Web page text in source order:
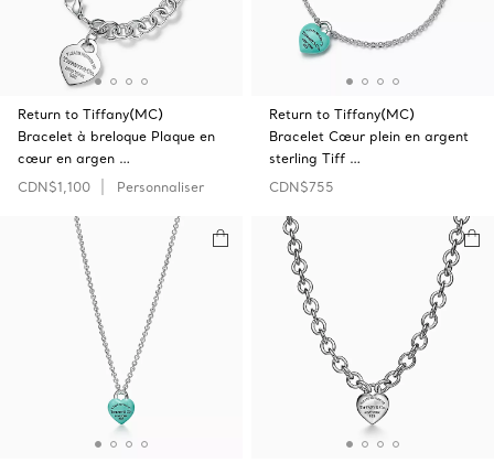
Return to Tiffany(MC)
Bracelet à breloque Plaque en
cœur en argen …
CDN$1,100
Personnaliser
Return to Tiffany(MC)
Bracelet Cœur plein en argent
sterling Tiff …
CDN$755